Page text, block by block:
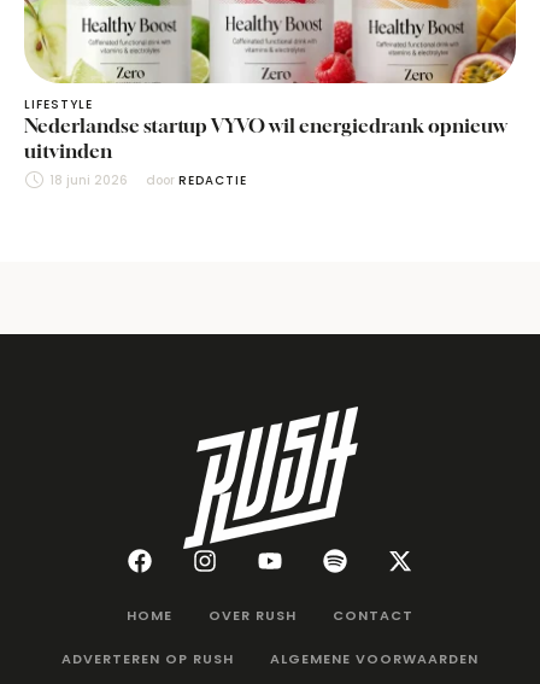
LIFESTYLE
Nederlandse startup VYVO wil energiedrank opnieuw
uitvinden
18 juni 2026 door REDACTIE
HOME OVER RUSH CONTACT
ADVERTEREN OP RUSH ALGEMENE VOORWAARDEN